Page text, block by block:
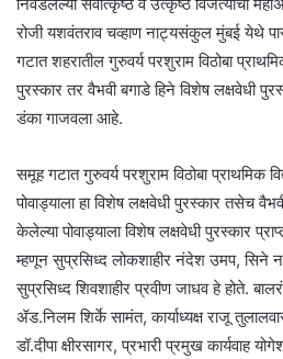
रोजी यशवंतराव चव्हाण नाट्यसंकुल मुंबई येथे
गटात शहरातील गुरुवर्य परशुराम विठोबा
पुरस्कार तर वैभवी बगाडे हिने विशेष लक्षवेधी
डंका गाजवला आहे.
समूह गटात गुरुवर्य परशुराम विठोबा प्राथमिक
पोवाड्याला हा विशेष लक्षवेधी पुरस्कार तसेच
केलेल्या पोवाड्याला विशेष लक्षवेधी पुरस्कार
म्हणून सुप्रसिध्द लोकशाहीर नंदेश उमप, सिने
सुप्रसिध्द शिवशाहीर प्रवीण जाधव हे होते.
ॲड.निलम शिर्के सामंत, कार्याध्यक्ष राजू
डॉ.दीपा क्षीरसागर, प्रभारी प्रमुख कार्यवाह